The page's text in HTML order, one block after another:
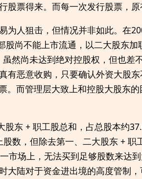
票得来。而每一次发行股票，原
为人狙击，但情况并非如此。在
尚不能上市流通，以二大股东加
然尚未达到绝对控股权，但也差
有恶意收购，只要确认外资大股
。而管理层大致上和控股大股东
东 + 职工股总和，占总股本约
数，但除去第一、二大股东 + 职
市场上，无法买到足够股数来达
大陆对于资金进出境的高度管制